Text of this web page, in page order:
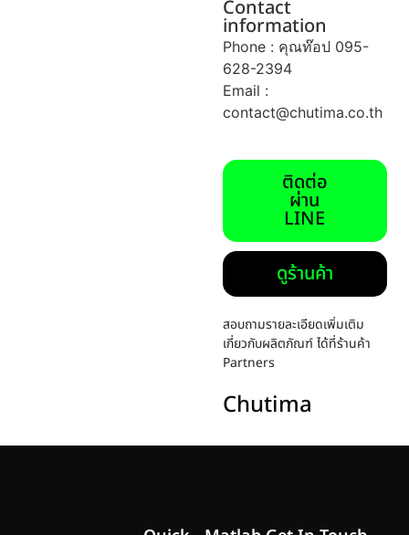
Contact
information
Phone : คุณท๊อป 095-
628-2394
Email :
contact@chutima.co.th
ติดต่อ
ผ่าน
LINE
ดูร้านค้า
สอบถามรายละเอียดเพิ่มเติม
เกี่ยวกับผลิตภัณฑ์ ได้ที่ร้านค้า
Partners
Chutima